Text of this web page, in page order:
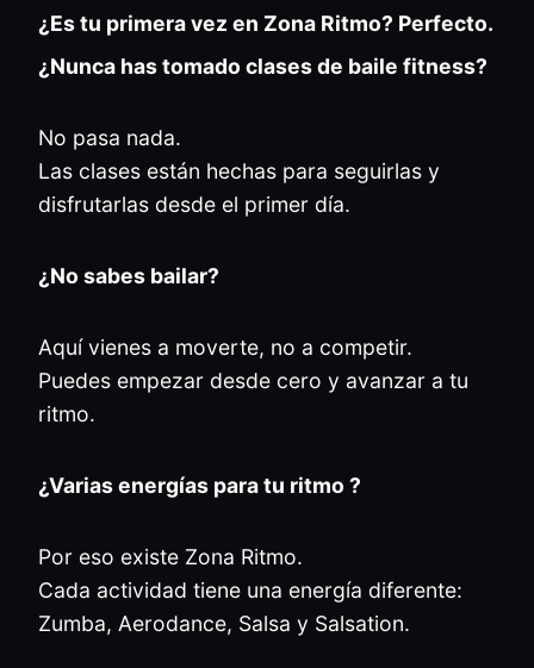
¿Es tu primera vez en Zona Ritmo? Perfecto.
¿Nunca has tomado clases de baile fitness?
No pasa nada.
Las clases están hechas para seguirlas y
disfrutarlas desde el primer día.
¿No sabes bailar?
Aquí vienes a moverte, no a competir.
Puedes empezar desde cero y avanzar a tu
ritmo.
¿Varias energías para tu ritmo ?
Por eso existe Zona Ritmo.
Cada actividad tiene una energía diferente:
Zumba, Aerodance, Salsa y Salsation.